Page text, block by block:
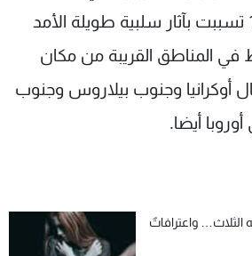
السوفيتي عام 1986 تسببت بآثار سلبية طويلة الأمد
في المناطق القريبة من مكان
أوكرانيا وجنوب بيلاروس وجنوب
أيضا.
الثلاث… واعترافاتٌ